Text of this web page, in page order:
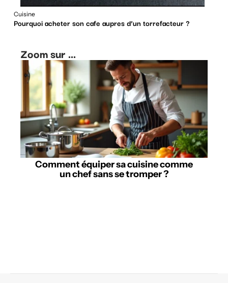
Cuisine
Pourquoi acheter son cafe aupres d’un torrefacteur ?
Zoom sur ...
Comment équiper sa cuisine comme
un chef sans se tromper ?